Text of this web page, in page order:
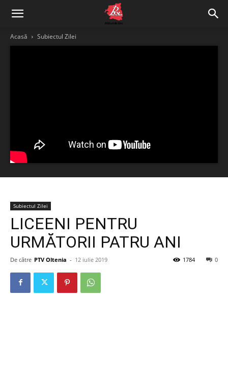
Acasă Subiectul Zilei
Subiectul Zilei
LICEENI PENTRU
URMĂTORII PATRU ANI
De către PTV Oltenia - 12 iulie 2019 0
1784